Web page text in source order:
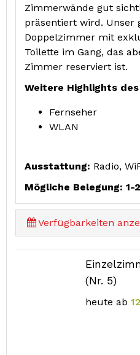
Zimmerwände gut
präsentiert wird. Unser
Doppelzimmer mit
Toilette im Gang, das
Zimmer reserviert ist.
Weitere Highlights
Fernseher
WLAN
Ausstattung: Radio,
Mögliche Belegung: 1-
Verfügbarkeiten
(Nr. 5)
heute ab